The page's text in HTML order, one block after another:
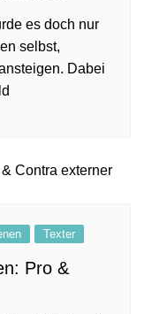
es doch nur
selbst,
Dabei
Texter
Pro &